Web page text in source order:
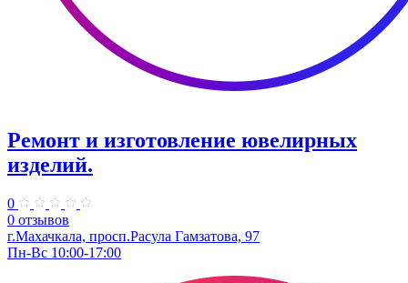
Ремонт и изготовление ювелирных
изделий.
0
0 отзывов
г.Махачкала, ​просп.Расула Гамзатова, 97
Пн-Вс 10:00-17:00